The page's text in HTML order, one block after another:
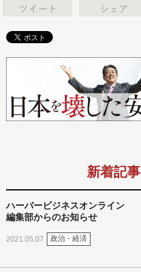
新着記事
ハーバービジネスオンライン
編集部からのお知らせ
2021.05.07 政治・経済